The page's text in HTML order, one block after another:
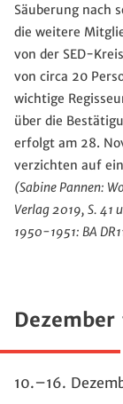
Säuberung nach
die weitere
von der SED-
von circa 20
wichtige
über die
erfolgt am 28.
verzichten auf
(Sabine Pannen:
Verlag 2019, S. 41
1950-1951: BA
Dezember
10.–16.